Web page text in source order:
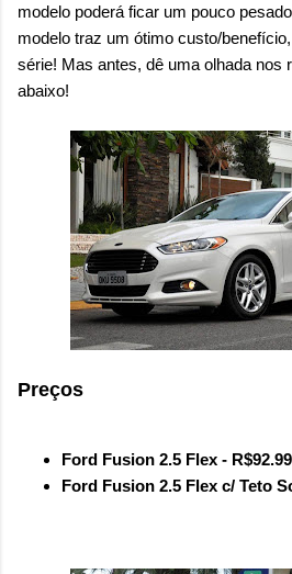
modelo poderá ficar um pouco
modelo traz um ótimo custo/
série! Mas antes, dê uma olhada nos
abaixo!
Preços
Ford Fusion 2.5 Flex -
Ford Fusion 2.5 Flex c/ Teto